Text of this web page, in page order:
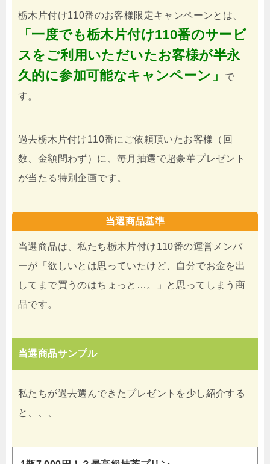
栃木片付け110番のお客様限定キャンペーンとは、
「一度でも栃木片付け110番のサービ
スをご利用いただいたお客様が半永
久的に参加可能なキャンペーン」
で
す。
過去栃木片付け110番にご依頼頂いたお客様（回
数、金額問わず）に、毎月抽選で超豪華プレゼント
が当たる特別企画です。
当選商品基準
当選商品は、私たち栃木片付け110番の運営メンバ
ーが「欲しいとは思っていたけど、自分でお金を出
してまで買うのはちょっと…。」と思ってしまう商
品です。
当選商品サンプル
私たちが過去選んできたプレゼントを少し紹介する
と、、、